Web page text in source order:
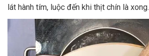
lát hành tím, luộc đến khi thịt chín là xong.